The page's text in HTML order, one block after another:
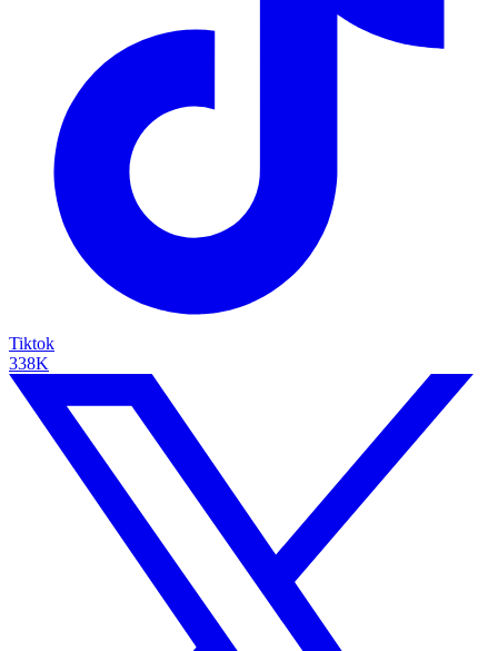
Tiktok
338K